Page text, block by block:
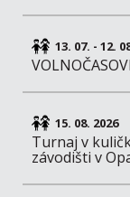
13. 07. - 12.
15. 08. 2026
Turnaj v
závodišti v